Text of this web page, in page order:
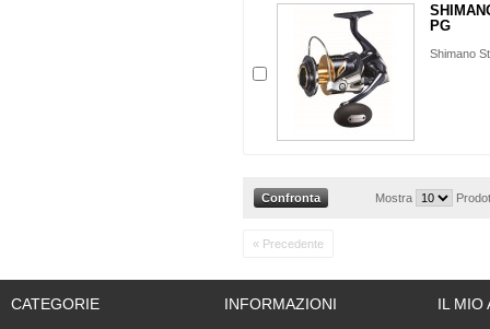
PG
Shimano
Mostra
« Precedente
CATEGORIE INFORMAZIONI IL MIO